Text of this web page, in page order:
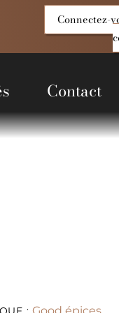
Connectez-
Contact